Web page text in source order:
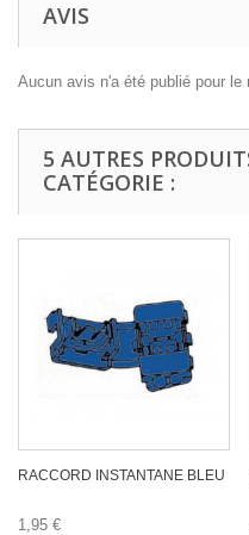
AVIS
Aucun avis n'a été publié pour le
5 AUTRES
CATÉGORIE :
RACCORD INSTANTANE BLEU
1,95 €